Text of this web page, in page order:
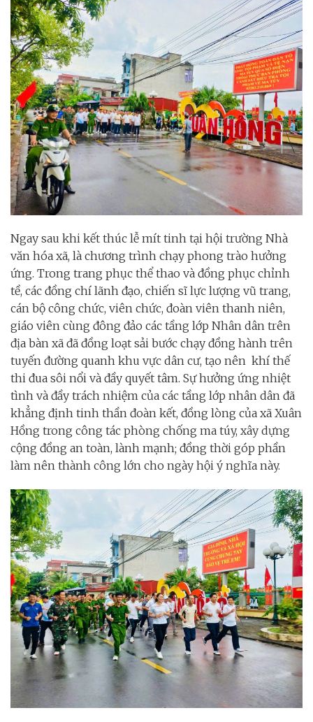
Ngay sau khi kết thúc lễ mít tinh tại hội trường Nhà
văn hóa xã, là chương trình chạy phong trào hưởng
ứng. Trong trang phục thể thao và đồng phục chỉnh
tề, các đồng chí lãnh đạo, chiến sĩ lực lượng vũ trang,
cán bộ công chức, viên chức, đoàn viên thanh niên,
giáo viên cùng đông đảo các tầng lớp Nhân dân trên
địa bàn xã đã đồng loạt sải bước chạy đồng hành trên
tuyến đường quanh khu vực dân cư, tạo nên khí thế
thi đua sôi nổi và đầy quyết tâm. Sự hưởng ứng nhiệt
tình và đầy trách nhiệm của các tầng lớp nhân dân đã
khẳng định tinh thần đoàn kết, đồng lòng của xã Xuân
Hồng trong công tác phòng chống ma túy, xây dựng
cộng đồng an toàn, lành mạnh; đồng thời góp phần
làm nên thành công lớn cho ngày hội ý nghĩa này.